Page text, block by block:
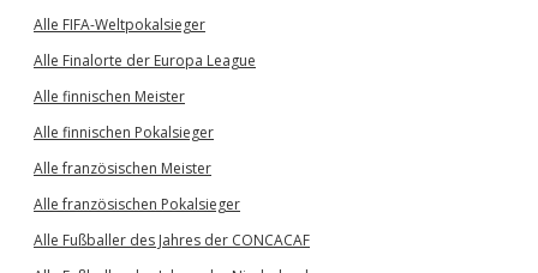
Alle FIFA-Weltpokalsieger
Alle Finalorte der Europa League
Alle finnischen Meister
Alle finnischen Pokalsieger
Alle französischen Meister
Alle französischen Pokalsieger
Alle Fußballer des Jahres der CONCACAF